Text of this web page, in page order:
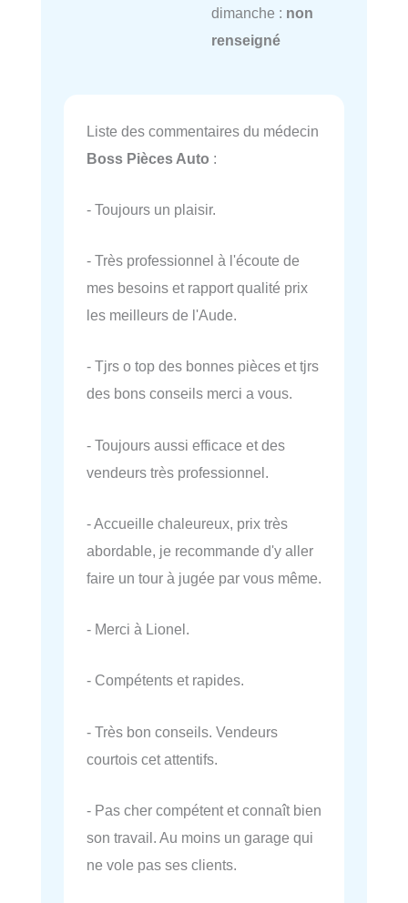
dimanche : non
renseigné
Liste des commentaires du médecin
Boss Pièces Auto :
- Toujours un plaisir.
- Très professionnel à l'écoute de
mes besoins et rapport qualité prix
les meilleurs de l'Aude.
- Tjrs o top des bonnes pièces et tjrs
des bons conseils merci a vous.
- Toujours aussi efficace et des
vendeurs très professionnel.
- Accueille chaleureux, prix très
abordable, je recommande d'y aller
faire un tour à jugée par vous même.
- Merci à Lionel.
- Compétents et rapides.
- Très bon conseils. Vendeurs
courtois cet attentifs.
- Pas cher compétent et connaît bien
son travail. Au moins un garage qui
ne vole pas ses clients.